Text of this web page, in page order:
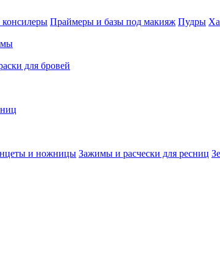
Праймеры и базы под макияж Пудры
для бровей
и ножницы Зажимы и расчески для ресниц